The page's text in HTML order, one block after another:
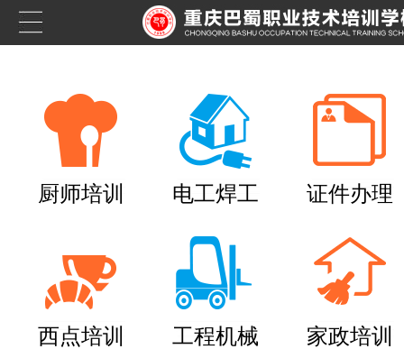
厨师培训 电工焊工 证件办理
西点培训 工程机械 家政培训